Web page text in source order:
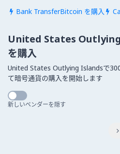
 Bank TransferBitcoin を購入 
United States
を購入
United States Outlying Islandsで
て暗号通貨の購入を開始します
新しいベンダーを隠す
